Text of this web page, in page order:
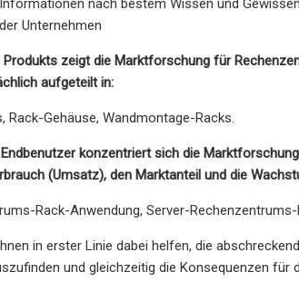
Unternehmen
zeigt die Marktforschung für
aufgeteilt in:
Rack-Gehäuse, Wandmontage-Racks.
konzentriert sich die
(Umsatz), den Marktanteil und die
Rack-Anwendung, Server-
in erster Linie dabei helfen, die
und gleichzeitig die Konsequenzen für